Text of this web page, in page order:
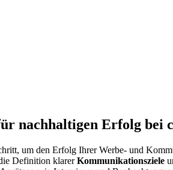
nachhaltigen Erfolg bei
um den Erfolg Ihrer Werbe- und
Definition klarerKommunikationsziele